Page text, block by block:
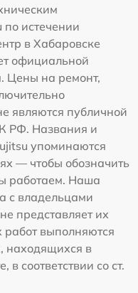
истечении
в Хабаровске
официальной
Цены на ремонт,
являются публичной
РФ. Названия и
упоминаются
— чтобы обозначить
работаем. Наша
с владельцами
представляет их
выполняются
находящихся в
соответствии со ст.